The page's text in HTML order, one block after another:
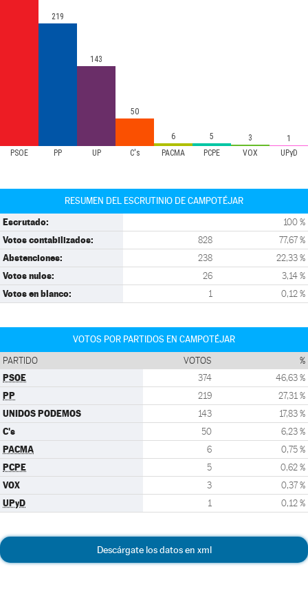
PSOE PP UP C's PACMA PCPE VOX UPyD
219
143
50
6 5 3 1
RESUMEN DEL ESCRUTINIO DE CAMPOTÉJAR
Escrutado: 100 %
Votos contabilizados: 828 77,67 %
Abstenciones: 238 22,33 %
Votos nulos: 26 3,14 %
Votos en blanco: 1 0,12 %
VOTOS POR PARTIDOS EN CAMPOTÉJAR
PARTIDO VOTOS %
PSOE 374 46,63 %
PP 219 27,31 %
UNIDOS PODEMOS 143 17,83 %
C's 50 6,23 %
PACMA 6 0,75 %
PCPE 5 0,62 %
VOX 3 0,37 %
UPyD 1 0,12 %
Descárgate los datos en xml